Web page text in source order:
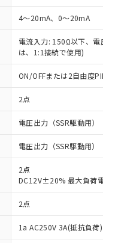
4～20mA、0～20mA
電流入力: 150Ω以下、電圧
は、1:1接続で使用)
ON/OFFまたは2自由度PID
2点
電圧出力（SSR駆動用）
電圧出力（SSR駆動用）
2点
DC12V±20% 最大負荷電流
2点
1a AC250V 3A(抵抗負荷)